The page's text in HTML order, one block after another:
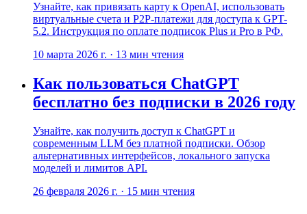
Узнайте, как привязать карту к OpenAI, использовать
виртуальные счета и P2P-платежи для доступа к GPT-
5.2. Инструкция по оплате подписок Plus и Pro в РФ.
10 марта 2026 г. · 13 мин чтения
Как пользоваться ChatGPT
бесплатно без подписки в 2026 году
Узнайте, как получить доступ к ChatGPT и
современным LLM без платной подписки. Обзор
альтернативных интерфейсов, локального запуска
моделей и лимитов API.
26 февраля 2026 г. · 15 мин чтения